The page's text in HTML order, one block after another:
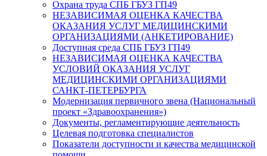
Охрана труда СПБ ГБУЗ ГП49
НЕЗАВИСИМАЯ ОЦЕНКА КАЧЕСТВА
ОКАЗАНИЯ УСЛУГ МЕДИЦИНСКИМИ
ОРГАНИЗАЦИЯМИ (АНКЕТИРОВАНИЕ)
Доступная среда СПБ ГБУЗ ГП49
НЕЗАВИСИМАЯ ОЦЕНКА КАЧЕСТВА
УСЛОВИЙ ОКАЗАНИЯ УСЛУГ
МЕДИЦИНСКИМИ ОРГАНИЗАЦИЯМИ
САНКТ-ПЕТЕРБУРГА
Модернизация первичного звена (Национальный
проект «Здравоохранения»)
Документы, регламентирующие деятельность
Целевая подготовка специалистов
Показатели доступности и качества медицинской